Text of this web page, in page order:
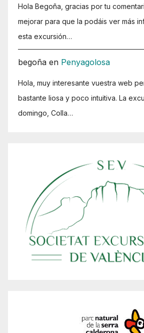
Hola Begoña, gracias por tu
mejorar para que la podáis ver más
esta excursión…
begoña en Penyagolosa
Hola, muy interesante vuestra web
bastante liosa y poco intuitiva. La
domingo, Colla…